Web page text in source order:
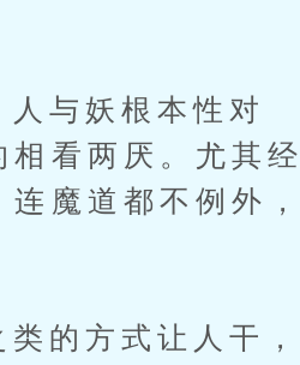
与妖根本性对
看两厌。尤其经
魔道都不例外，
方式让人干，